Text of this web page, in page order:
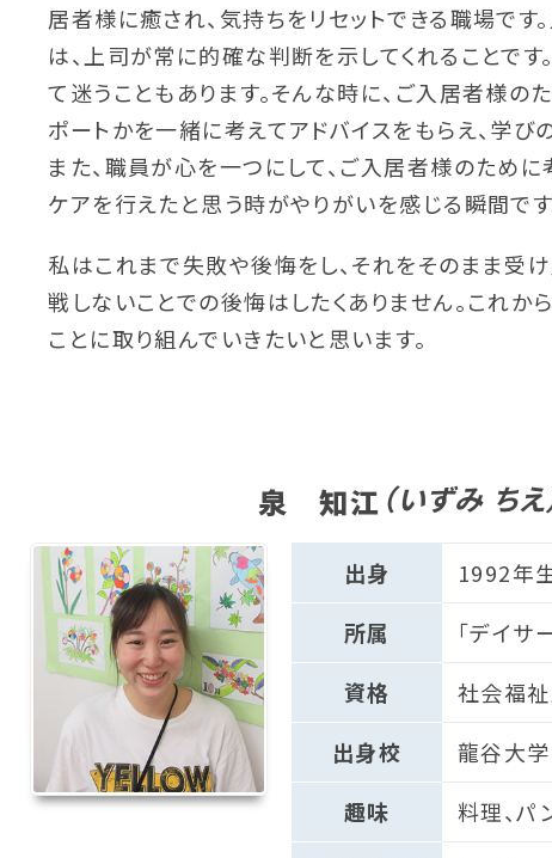
居者様に癒され、気持ちをリセットできる職場です
は、上司が常に的確な判断を示してくれることです
て迷うこともあります。そんな時に、ご入居者様
ポートかを一緒に考えてアドバイスをもらえ、学び
また、職員が心を一つにして、ご入居者様のために
ケアを行えたと思う時がやりがいを感じる瞬間です
私はこれまで失敗や後悔をし、それをそのまま受
戦しないことでの後悔はしたくありません。これか
ことに取り組んでいきたいと思います。
泉 知江 （いずみ ちえ
出身
1992年
所属
「デイサ
資格
社会福
出身校
龍谷大学
趣味
料理、パ